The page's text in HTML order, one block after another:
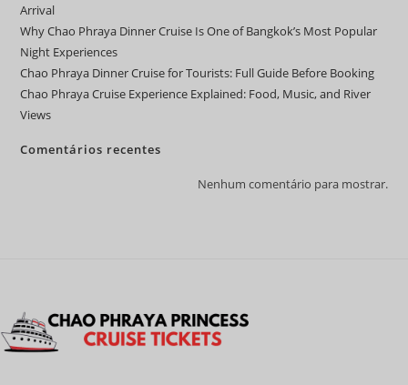
Arrival
Why Chao Phraya Dinner Cruise Is One of Bangkok’s Most Popular
Night Experiences
Chao Phraya Dinner Cruise for Tourists: Full Guide Before Booking
Chao Phraya Cruise Experience Explained: Food, Music, and River
Views
Comentários recentes
Nenhum comentário para mostrar.